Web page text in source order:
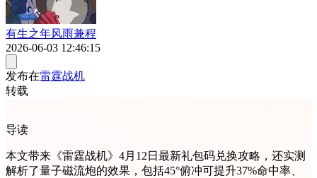
有生之年风雨兼程
2026-06-03 12:46:15
发布在雷霆战机
转载
导读
本文带来《雷霆战机》4月12日最新礼包码兑换攻略，还实测
解析了量子磁流炮的效果，包括45°俯冲可提升37%命中率、